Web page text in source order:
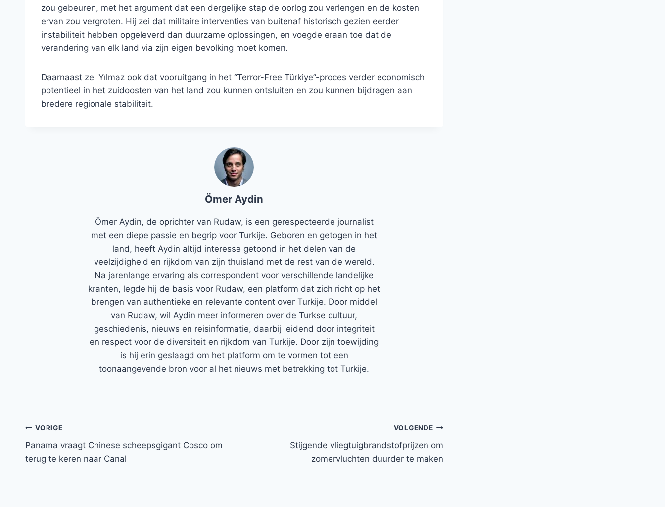
zou gebeuren, met het argument dat een dergelijke stap de oorlog zou verlengen en de kosten
ervan zou vergroten. Hij zei dat militaire interventies van buitenaf historisch gezien eerder
instabiliteit hebben opgeleverd dan duurzame oplossingen, en voegde eraan toe dat de
verandering van elk land via zijn eigen bevolking moet komen.
Daarnaast zei Yılmaz ook dat vooruitgang in het “Terror-Free Türkiye”-proces verder economisch
potentieel in het zuidoosten van het land zou kunnen ontsluiten en zou kunnen bijdragen aan
bredere regionale stabiliteit.
Ömer Aydin
Ömer Aydin, de oprichter van Rudaw, is een gerespecteerde journalist
met een diepe passie en begrip voor Turkije. Geboren en getogen in het
land, heeft Aydin altijd interesse getoond in het delen van de
veelzijdigheid en rijkdom van zijn thuisland met de rest van de wereld.
Na jarenlange ervaring als correspondent voor verschillende landelijke
kranten, legde hij de basis voor Rudaw, een platform dat zich richt op het
brengen van authentieke en relevante content over Turkije. Door middel
van Rudaw, wil Aydin meer informeren over de Turkse cultuur,
geschiedenis, nieuws en reisinformatie, daarbij leidend door integriteit
en respect voor de diversiteit en rijkdom van Turkije. Door zijn toewijding
is hij erin geslaagd om het platform om te vormen tot een
toonaangevende bron voor al het nieuws met betrekking tot Turkije.
Bericht
navigatie
VORIGE
Panama vraagt ​​Chinese scheepsgigant Cosco om
terug te keren naar Canal
VOLGENDE
Stijgende vliegtuigbrandstofprijzen om
zomervluchten duurder te maken